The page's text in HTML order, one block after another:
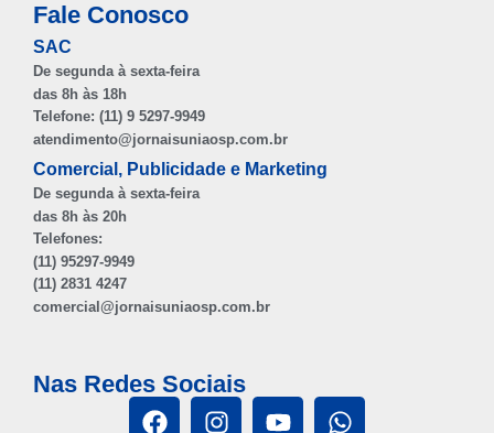
Fale Conosco
SAC
De segunda à sexta-feira
das 8h às 18h
Telefone: (11) 9 5297-9949
atendimento@jornaisuniaosp.com.br
Comercial, Publicidade e Marketing
De segunda à sexta-feira
das 8h às 20h
Telefones:
(11) 95297-9949
(11) 2831 4247
comercial@jornaisuniaosp.com.br
Nas Redes Sociais